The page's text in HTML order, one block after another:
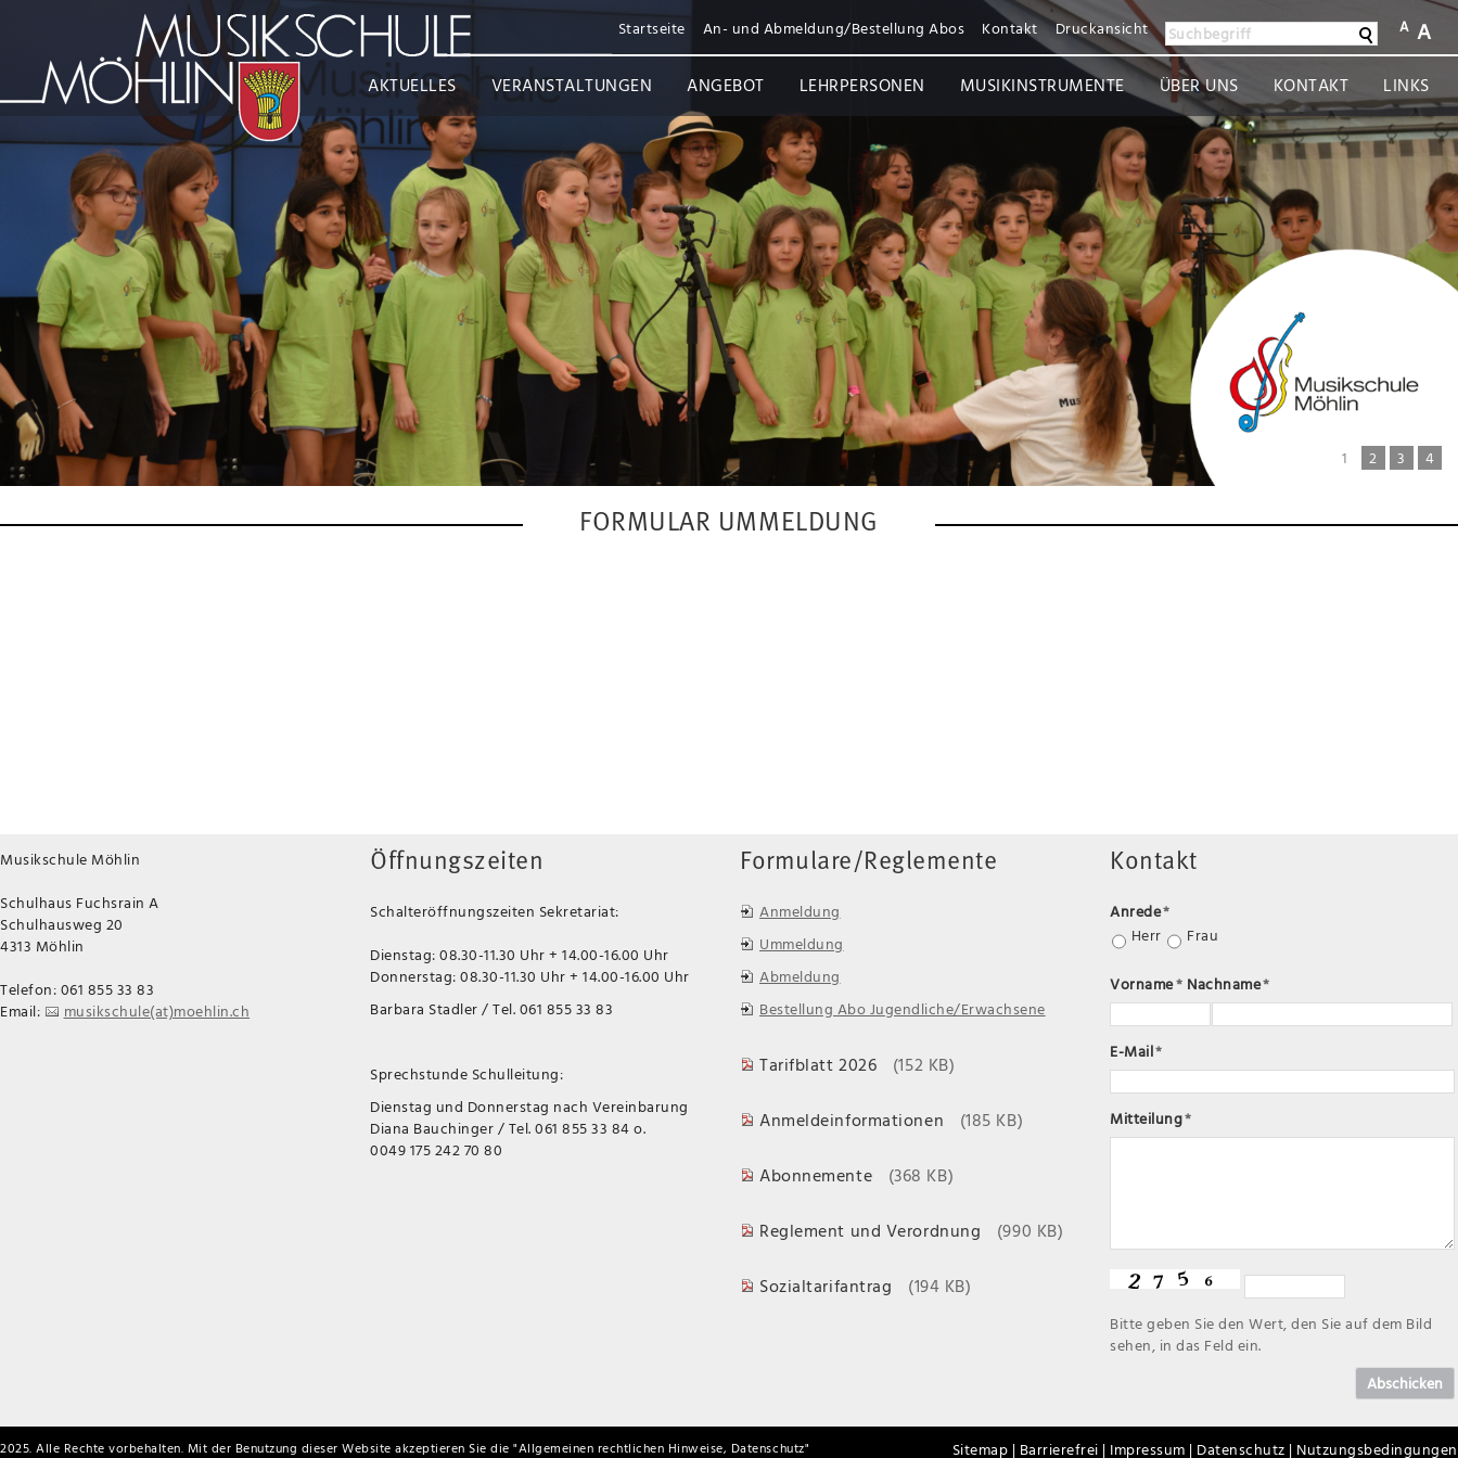
A A
Suchbegriff
Startseite An- und Abmeldung/Bestellung Abos Kontakt DruckansichtSuchen
AKTUELLES VERANSTALTUNGEN ANGEBOT LEHRPERSONEN MUSIKINSTRUMENTE ÜBER UNS KONTAKT LINKS
1 2 3 4
FORMULAR UMMELDUNG
Musikschule Möhlin
Schulhaus Fuchsrain A
Schulhausweg 20
4313 Möhlin
Telefon: 061 855 33 83
Email:
musikschule(at)moehlin.ch
Öffnungszeiten
Schalteröffnungszeiten Sekretariat:
Dienstag: 08.30-11.30 Uhr + 14.00-16.00 Uhr
Donnerstag: 08.30-11.30 Uhr + 14.00-16.00 Uhr
Barbara Stadler / Tel. 061 855 33 83
Sprechstunde Schulleitung:
Dienstag und Donnerstag nach Vereinbarung
Diana Bauchinger / Tel. 061 855 33 84 o.
0049 175 242 70 80
Formulare/Reglemente
Anmeldung
Ummeldung
Abmeldung
Bestellung Abo Jugendliche/Erwachsene
Tarifblatt 2026 (152 KB)
Anmeldeinformationen (185 KB)
Abonnemente (368 KB)
Reglement und Verordnung (990 KB)
Sozialtarifantrag (194 KB)
Kontakt
Anrede*
Herr
Frau
Vorname* Nachname*
E-Mail*
Mitteilung*
Bitte geben Sie den Wert, den Sie auf dem Bild
sehen, in das Feld ein.
Abschicken
2025. Alle Rechte vorbehalten. Mit der Benutzung dieser Website akzeptieren Sie die "Allgemeinen rechtlichen Hinweise, Datenschutz" Sitemap | Barrierefrei | Impressum | Datenschutz | Nutzungsbedingungen